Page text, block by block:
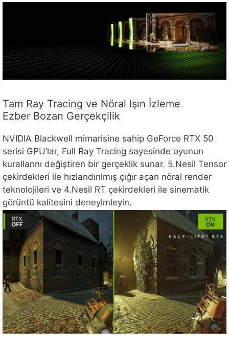
Tam Ray Tracing ve Nöral Işın İzleme
Ezber Bozan Gerçekçilik
NVIDIA Blackwell mimarisine sahip GeForce RTX 50
serisi GPU’lar, Full Ray Tracing sayesinde oyunun
kurallarını değiştiren bir gerçeklik sunar. 5.Nesil Tensor
çekirdekleri ile hızlandırılmış çığır açan nöral render
teknolojileri ve 4.Nesil RT çekirdekleri ile sinematik
görüntü kalitesini deneyimleyin.